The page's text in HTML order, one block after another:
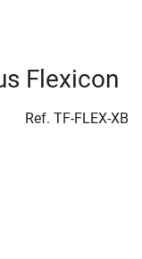
Flexicon
Ref. TF-FLEX-XB